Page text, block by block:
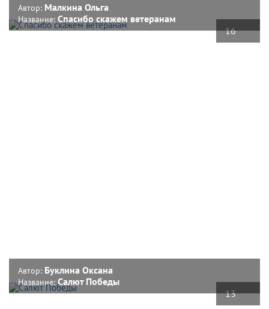
16
Автор: Малкина Ольга
Название: Спасибо скажем ветеранам
13
Автор: Буклина Оксана
Название: Салют Победы